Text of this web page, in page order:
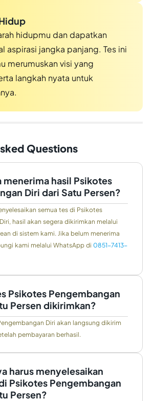
hidupmu dan dapatkan
aspirasi jangka panjang. Tes ini
merumuskan visi yang
langkah nyata untuk
Questions
menerima hasil Psikotes
Diri dari Satu Persen?
semua tes di Psikotes
hasil akan segera dikirimkan melalui
di sistem kami. Jika belum menerima
kami melalui WhatsApp di0851-7413-
Psikotes Pengembangan
Persen dikirimkan?
Diri akan langsung dikirim
pembayaran berhasil.
harus menyelesaikan
Psikotes Pengembangan
Persen?